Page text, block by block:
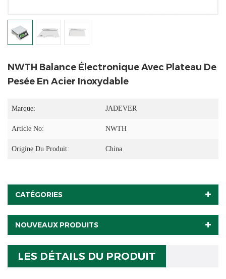
NWTH Balance Électronique Avec Plateau De
Pesée En Acier Inoxydable
Marque: JADEVER
Article No: NWTH
Origine Du Produit: China
CATÉGORIES
NOUVEAUX PRODUITS
LES DÉTAILS DU PRODUIT